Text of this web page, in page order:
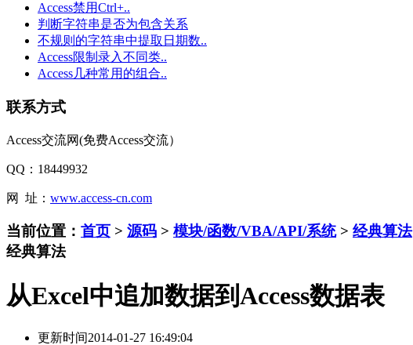
Access禁用Ctrl+..
判断字符串是否为包含关系
不规则的字符串中提取日期数..
Access限制录入不同类..
Access几种常用的组合..
联系方式
Access交流网(免费Access交流）
QQ：18449932
网 址： www.access-cn.com
当前位置： 首页 > 源码 > 模块/函数/VBA/API/系统> 经典算法
经典算法
从Excel中追加数据到Access数据表
更新时间2014-01-27 16:49:04